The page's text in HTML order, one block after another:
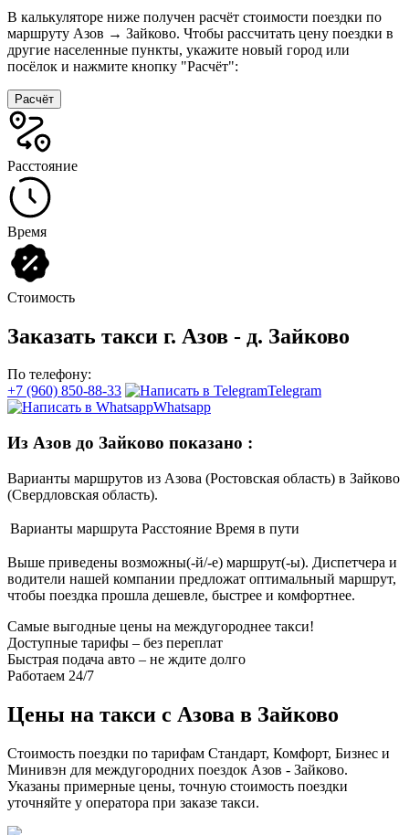
В калькуляторе ниже получен расчёт стоимости поездки по
маршруту Азов → Зайково. Чтобы рассчитать цену поездки в
другие населенные пункты, укажите новый город или
посёлок и нажмите кнопку "Расчёт":
Расчёт
Расстояние
Время
Стоимость
Заказать такси г. Азов - д. Зайково
По телефону:
+7 (960) 850-88-33
Telegram
Whatsapp
Из Азов до Зайково показано :
Варианты маршрутов из Азова (Ростовская область) в Зайково
(Свердловская область).
Варианты маршрута Расстояние Время в пути
Выше приведены возможны(-й/-е) маршрут(-ы). Диспетчера и
водители нашей компании предложат оптимальный маршрут,
чтобы поездка прошла дешевле, быстрее и комфортнее.
Самые выгодные цены на междугороднее такси!
Доступные тарифы – без переплат
Быстрая подача авто – не ждите долго
Работаем 24/7
Цены на такси с Азова в Зайково
Стоимость поездки по тарифам Стандарт, Комфорт, Бизнес и
Минивэн для междугородних поездок Азов - Зайково.
Указаны примерные цены, точную стоимость поездки
уточняйте у оператора при заказе такси.